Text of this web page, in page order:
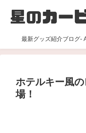
最新グッズ紹介ブログ-
ホテルキー風
場！